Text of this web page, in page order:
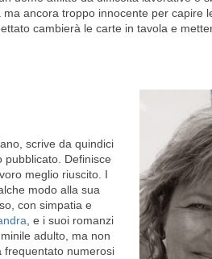
ancora troppo innocente per capire
cambierà le carte in tavola e
scrive da quindici
pubblicato. Definisce
meglio riuscito. I
modo alla sua
con simpatia e
, e i suoi romanzi
adulto, ma non
frequentato numerosi